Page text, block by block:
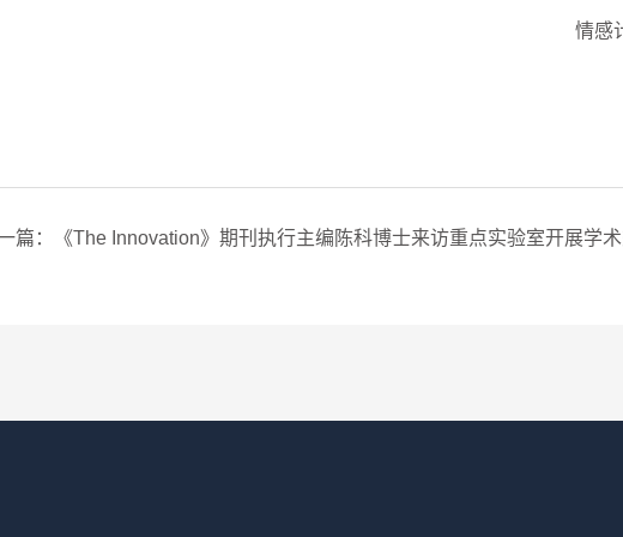
情感
篇：《The Innovation》期刊执行主编陈科博士来访重点实验室开展学